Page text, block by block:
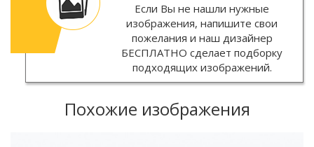
Если Вы не нашли нужные
изображения, напишите свои
пожелания и наш дизайнер
БЕСПЛАТНО сделает подборку
подходящих изображений.
Похожие изображения